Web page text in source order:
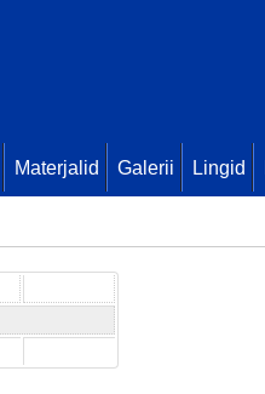
Materjalid Galerii Lingid